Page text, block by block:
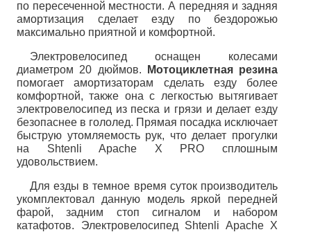
по пересеченной местности. А передняя и задняя
амортизация сделает езду по бездорожью
максимально приятной и комфортной.
Электровелосипед оснащен колесами
диаметром 20 дюймов.
Мотоциклетная резина
помогает амортизаторам сделать езду более
комфортной, также она с легкостью вытягивает
электровелосипед из песка и грязи и делает езду
безопаснее в гололед. Прямая посадка исключает
быструю утомляемость рук, что делает прогулки
на Shtenli Apache X PRO сплошным
удовольствием.
Для езды в темное время суток производитель
укомплектовал данную модель яркой передней
фарой, задним стоп сигналом и набором
катафотов. Электровелосипед Shtenli Apache X